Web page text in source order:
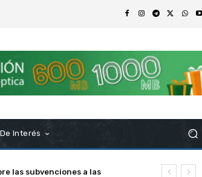
De Interés
subvenciones a las